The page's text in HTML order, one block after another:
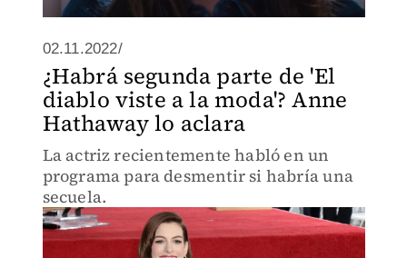
02.11.2022/
¿Habrá segunda parte de 'El
diablo viste a la moda'? Anne
Hathaway lo aclara
La actriz recientemente habló en un
programa para desmentir si habría una
secuela.